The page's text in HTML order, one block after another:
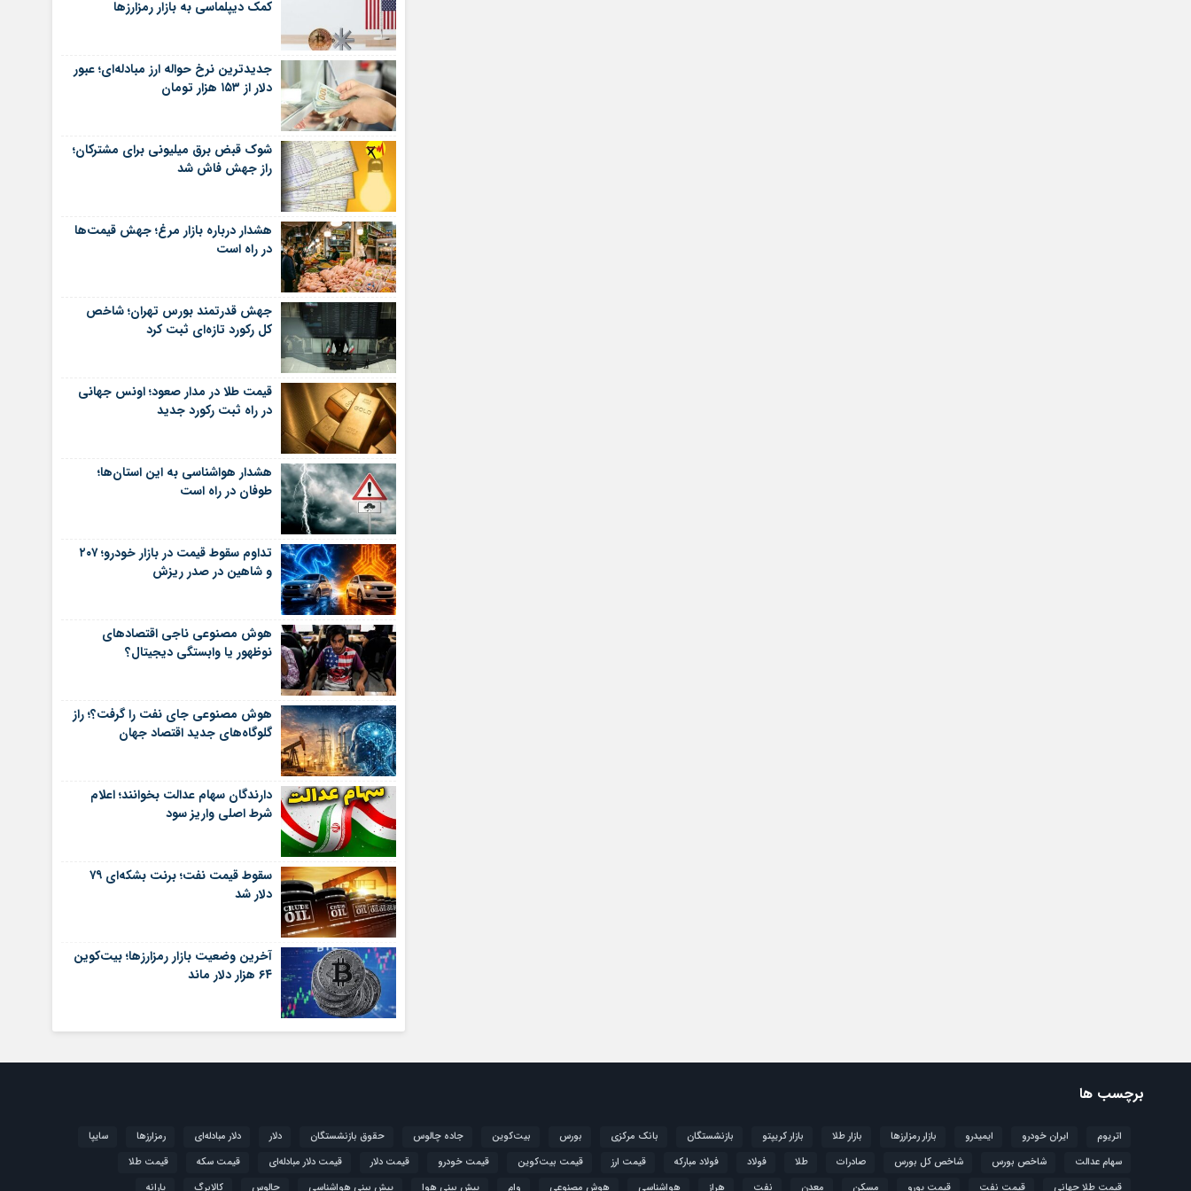
کمک دیپلماسی به بازار رمزارزها
جدیدترین نرخ حواله ارز مبادله‌ای؛ عبور
دلار از ۱۵۳ هزار تومان
شوک قبض برق میلیونی برای مشترکان؛
راز جهش فاش شد
هشدار درباره بازار مرغ؛ جهش قیمت‌ها
در راه است
جهش قدرتمند بورس تهران؛ شاخص
کل رکورد تازه‌ای ثبت کرد
قیمت طلا در مدار صعود؛ اونس جهانی
در راه ثبت رکورد جدید
هشدار هواشناسی به این استان‌ها؛
طوفان در راه است
تداوم سقوط قیمت در بازار خودرو؛ ۲۰۷
و شاهین در صدر ریزش
هوش مصنوعی ناجی اقتصادهای
نوظهور یا وابستگی دیجیتال؟
هوش مصنوعی جای نفت را گرفت؟؛ راز
گلوگاه‌های جدید اقتصاد جهان
دارندگان سهام عدالت بخوانند؛ اعلام
شرط اصلی واریز سود
سقوط قیمت نفت؛ برنت بشکه‌ای ۷۹
دلار شد
آخرین وضعیت بازار رمزارزها؛ بیت‌کوین
۶۴ هزار دلار ماند
برچسب ها
اتریوم ایران خودرو ایمیدرو بازار رمزارزها بازار طلا بازار کریپتو بازنشستگان بانک مرکزی بورس بیت‌کوین جاده چالوس حقوق بازنشستگان دلار دلار مبادله‌ای رمزارزها
سایپا
سهام عدالت
شاخص بورس شاخص کل بورس صادرات طلا فولاد فولاد مبارکه قیمت ارز قیمت بیت‌کوین قیمت خودرو قیمت دلار قیمت دلار مبادله‌ای قیمت سکه
قیمت طلا
قیمت طلا جهانی
قیمت نفت قیمت یورو مسکن معدن نفت هراز هواشناسی هوش مصنوعی وام پیش بینی هوا پیش بینی هواشناسی چالوس کالابرگ یارانه